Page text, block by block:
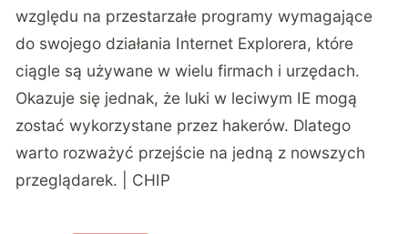
względu na przestarzałe programy wymagające
do swojego działania Internet Explorera, które
ciągle są używane w wielu firmach i urzędach.
Okazuje się jednak, że luki w leciwym IE mogą
zostać wykorzystane przez hakerów. Dlatego
warto rozważyć przejście na jedną z nowszych
przeglądarek. | CHIP